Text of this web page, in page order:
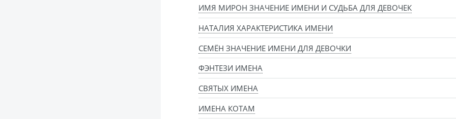
ИМЯ МИРОН ЗНАЧЕНИЕ ИМЕНИ И СУДЬБА ДЛЯ ДЕВОЧЕК
НАТАЛИЯ ХАРАКТЕРИСТИКА ИМЕНИ
СЕМЁН ЗНАЧЕНИЕ ИМЕНИ ДЛЯ ДЕВОЧКИ
ФЭНТЕЗИ ИМЕНА
СВЯТЫХ ИМЕНА
ИМЕНА КОТАМ